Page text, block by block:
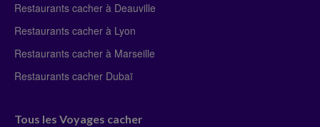
Restaurants cacher à Deauville
Restaurants cacher à Lyon
Restaurants cacher à Marseille
Restaurants cacher Dubaï
Tous les Voyages cacher